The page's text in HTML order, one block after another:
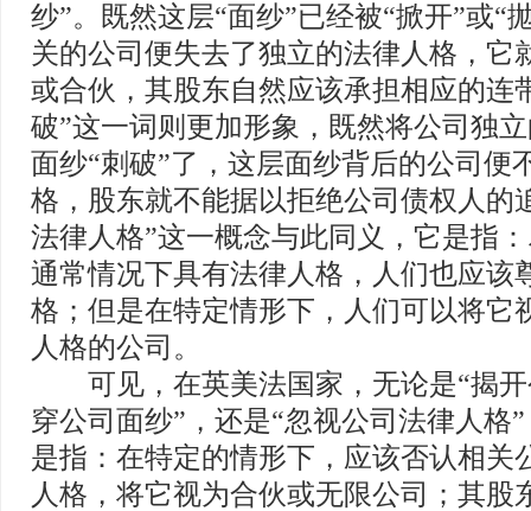
纱”。既然这层“面纱”已经被“掀开”或“
关的公司便失去了独立的法律人格，它
或合伙，其股东自然应该承担相应的连
破”这一词则更加形象，既然将公司独
面纱“刺破”了，这层面纱背后的公司便
格，股东就不能据以拒绝公司债权人的
法律人格”这一概念与此同义，它是指
通常情况下具有法律人格，人们也应该
格；但是在特定情形下，人们可以将它
人格的公司。
可见，在英美法国家，无论是“揭开
穿公司面纱”，还是“忽视公司法律人格
是指：在特定的情形下，应该否认相关
人格，将它视为合伙或无限公司；其股